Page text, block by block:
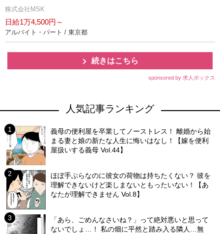
株式会社MSK
日給1万4,500円～
アルバイト・パート / 東京都
続きはこちら
sponsored by 求人ボックス
人気記事ランキング
義母の便利屋を卒業してノーストレス！ 離婚から始
まる妻と娘の新たな人生に悔いはなし！【嫁を便利
屋扱いする義母 Vol.44】
ほぼ手ぶらなのに彼女の荷物は持ちたくない？ 彼を
理解できないけど楽しまないともったいない！【あ
なたが理解できません Vol.8】
「あら、ごめんなさいね？」って絶対悪いと思って
ないでしょ…！ 私の畑に平然と踏み入る隣人…無